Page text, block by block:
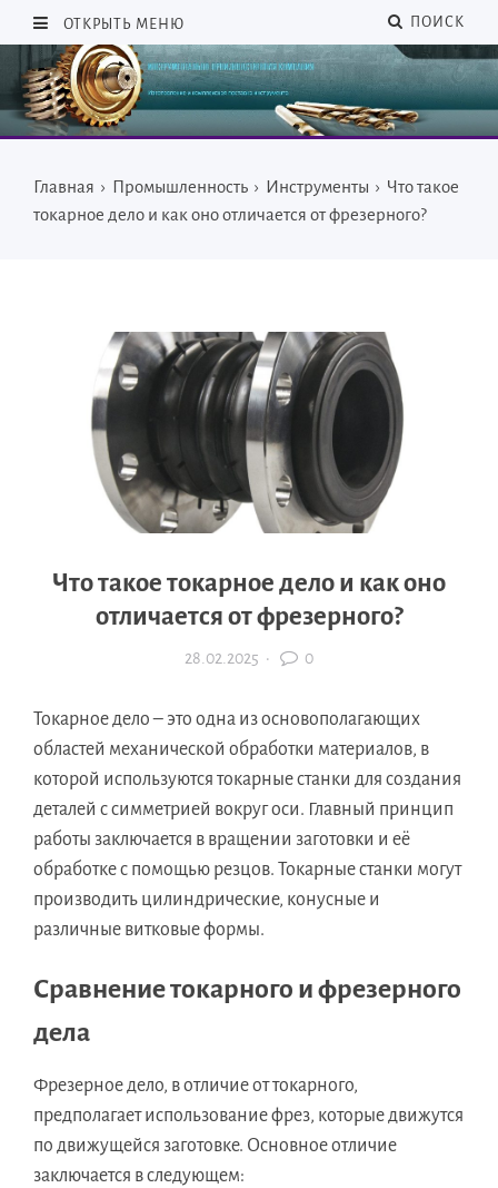
ОТКРЫТЬ МЕНЮ ПОИСК
Главная › Промышленность › Инструменты › Что такое
токарное дело и как оно отличается от фрезерного?
Что такое токарное дело и как оно
отличается от фрезерного?
28.02.2025 · 0
Токарное дело – это одна из основополагающих
областей механической обработки материалов, в
которой используются токарные станки для создания
деталей с симметрией вокруг оси. Главный принцип
работы заключается в вращении заготовки и её
обработке с помощью резцов. Токарные станки могут
производить цилиндрические, конусные и
различные витковые формы.
Сравнение токарного и фрезерного
дела
Фрезерное дело, в отличие от токарного,
предполагает использование фрез, которые движутся
по движущейся заготовке. Основное отличие
заключается в следующем: